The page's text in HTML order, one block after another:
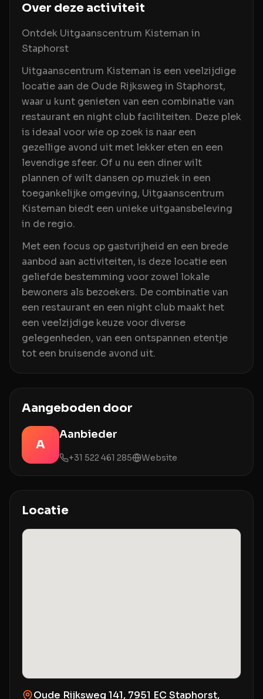
Over deze activiteit
Ontdek Uitgaanscentrum Kisteman in
Staphorst
Uitgaanscentrum Kisteman is een veelzijdige
locatie aan de Oude Rijksweg in Staphorst,
waar u kunt genieten van een combinatie van
restaurant en night club faciliteiten. Deze plek
is ideaal voor wie op zoek is naar een
gezellige avond uit met lekker eten en een
levendige sfeer. Of u nu een diner wilt
plannen of wilt dansen op muziek in een
toegankelijke omgeving, Uitgaanscentrum
Kisteman biedt een unieke uitgaansbeleving
in de regio.
Met een focus op gastvrijheid en een brede
aanbod aan activiteiten, is deze locatie een
geliefde bestemming voor zowel lokale
bewoners als bezoekers. De combinatie van
een restaurant en een night club maakt het
een veelzijdige keuze voor diverse
gelegenheden, van een ontspannen etentje
tot een bruisende avond uit.
Aangeboden door
A
Aanbieder
+31 522 461 285 Website
Locatie
Oude Rijksweg 141, 7951 EC Staphorst,